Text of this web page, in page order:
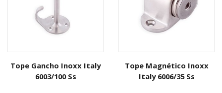
Tope Gancho Inoxx Italy
6003/100 Ss
Tope Magnético Inoxx
Italy 6006/35 Ss